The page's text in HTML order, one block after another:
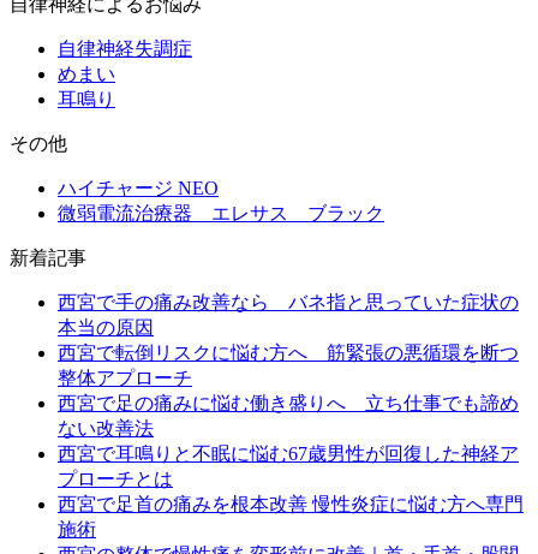
自律神経失調症
めまい
耳鳴り
その他
ハイチャージ NEO
微弱電流治療器 エレサス ブラック
新着記事
西宮で手の痛み改善なら バネ指と思っていた症状の
本当の原因
西宮で転倒リスクに悩む方へ 筋緊張の悪循環を断つ
整体アプローチ
西宮で足の痛みに悩む働き盛りへ 立ち仕事でも諦め
ない改善法
西宮で耳鳴りと不眠に悩む67歳男性が回復した神経ア
プローチとは
西宮で足首の痛みを根本改善 慢性炎症に悩む方へ専門
施術